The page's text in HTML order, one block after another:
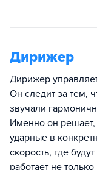
Дирижер
Дирижер
Он следит за тем,
звучали
Именно он решает,
ударные в
скорость, где
работает не